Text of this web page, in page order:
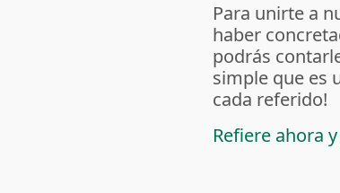
Para unirte a
haber
podrás
simple que es
cada referido!
Refiere ahora